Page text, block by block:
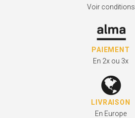
Voir conditions
PAIEMENT
En 2x ou 3x
LIVRAISON
En Europe